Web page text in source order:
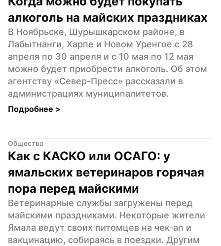
алкоголь на майских праздниках
В Ноябрьске, Шурышкарском районе, в
Лабытнанги, Харпе и Новом Уренгое с 28
апреля по 30 апреля и с 10 мая по 12 мая
можно будет приобрести алкоголь. Об этом
агентству «Север-Пресс» рассказали в
администрациях муниципалитетов.
Подробнее >
Общество
Как с КАСКО или ОСАГО: у
ямальских ветеринаров горячая
пора перед майскими
Ветеринарные службы загружены перед
майскими праздниками. Некоторые жители
Ямала ведут своих питомцев на чек-ап и
вакцинацию, собираясь в поездки. Другим